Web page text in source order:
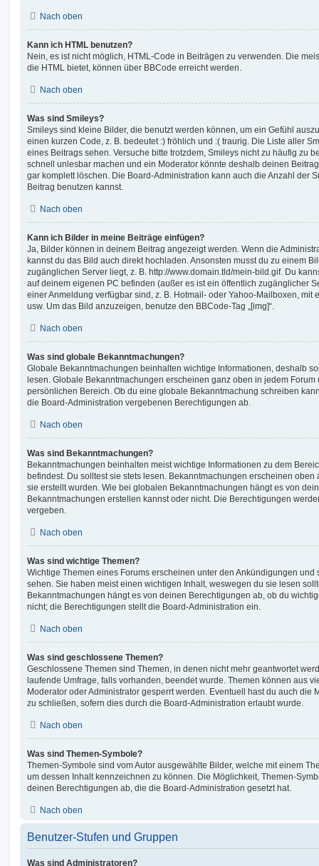
Nach oben
Kann ich HTML benutzen?
Nein, es ist nicht möglich, HTML-Code in Beiträgen zu verwenden. Die
die HTML bietet, können über BBCode erreicht werden.
Nach oben
Was sind Smileys?
Smileys sind kleine Bilder, die benutzt werden können, um ein Gefühl
einen kurzen Code, z. B. bedeutet :) fröhlich und :( traurig. Die Liste aller
eines Beitrags sehen. Versuche bitte trotzdem, Smileys nicht zu häufig zu
schnell unlesbar machen und ein Moderator könnte deshalb deinen
gar komplett löschen. Die Board-Administration kann auch die Anzahl der
Beitrag benutzen kannst.
Nach oben
Kann ich Bilder in meine Beiträge einfügen?
Ja, Bilder können in deinem Beitrag angezeigt werden. Wenn die
kannst du das Bild auch direkt hochladen. Ansonsten musst du zu einem
zugänglichen Server liegt, z. B. http://www.domain.tld/mein-bild.gif. Du
auf deinem eigenen PC befinden (außer es ist ein öffentlich zugänglicher
einer Anmeldung verfügbar sind, z. B. Hotmail- oder Yahoo-Mailboxen, mit
usw. Um das Bild anzuzeigen, benutze den BBCode-Tag „[img]“.
Nach oben
Was sind globale Bekanntmachungen?
Globale Bekanntmachungen beinhalten wichtige Informationen, deshalb
lesen. Globale Bekanntmachungen erscheinen ganz oben in jedem
persönlichen Bereich. Ob du eine globale Bekanntmachung schreiben
die Board-Administration vergebenen Berechtigungen ab.
Nach oben
Was sind Bekanntmachungen?
Bekanntmachungen beinhalten meist wichtige Informationen zu dem
befindest. Du solltest sie stets lesen. Bekanntmachungen erscheinen oben
sie erstellt wurden. Wie bei globalen Bekanntmachungen hängt es von
Bekanntmachungen erstellen kannst oder nicht. Die Berechtigungen
vergeben.
Nach oben
Was sind wichtige Themen?
Wichtige Themen eines Forums erscheinen unter den Ankündigungen und
sehen. Sie haben meist einen wichtigen Inhalt, weswegen du sie lesen
Bekanntmachungen hängt es von deinen Berechtigungen ab, ob du
nicht; die Berechtigungen stellt die Board-Administration ein.
Nach oben
Was sind geschlossene Themen?
Geschlossene Themen sind Themen, in denen nicht mehr geantwortet
laufende Umfrage, falls vorhanden, beendet wurde. Themen können aus
Moderator oder Administrator gesperrt werden. Eventuell hast du auch die
zu schließen, sofern dies durch die Board-Administration erlaubt wurde.
Nach oben
Was sind Themen-Symbole?
Themen-Symbole sind vom Autor ausgewählte Bilder, welche mit einem
um dessen Inhalt kennzeichnen zu können. Die Möglichkeit, Themen-
deinen Berechtigungen ab, die die Board-Administration gesetzt hat.
Nach oben
Benutzer-Stufen und Gruppen
Was sind Administratoren?